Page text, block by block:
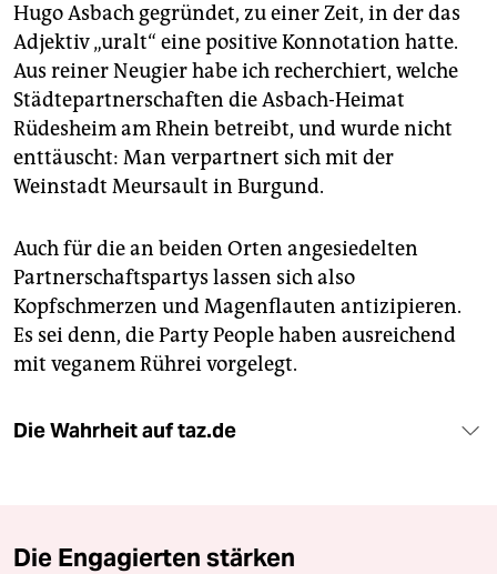
Hugo Asbach gegründet, zu einer Zeit, in der das
Adjektiv „uralt“ eine positive Konnotation hatte.
Aus reiner Neugier habe ich recherchiert, welche
Städtepartnerschaften die Asbach-Heimat
Rüdesheim am Rhein betreibt, und wurde nicht
enttäuscht: Man verpartnert sich mit der
Weinstadt Meursault in Burgund.
Auch für die an beiden Orten angesiedelten
Partnerschaftspartys lassen sich also
Kopfschmerzen und Magenflauten antizipieren.
Es sei denn, die Party People haben ausreichend
mit veganem Rührei vorgelegt.
Die Wahrheit auf taz.de
Die Engagierten stärken